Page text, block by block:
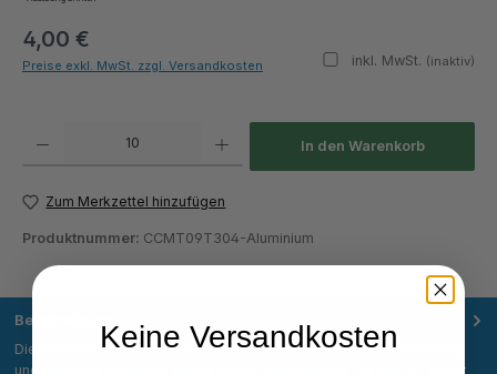
4,00 €
inkl. MwSt. (inaktiv)
Preise exkl. MwSt. zzgl. Versandkosten
In den Warenkorb
Zum Merkzettel hinzufügen
Produktnummer: CCMT09T304-Aluminium
Beschreibung
Die Kombination aus hoher Wirtschaftlichkeit, stabiler Spanbildung
und robuster Standzeit macht diese Wendeplatte zur effizi…
Mehr
Keine Versandkosten